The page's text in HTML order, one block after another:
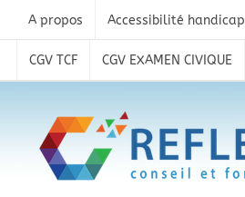
content
A propos Accessibilité handicap
CGV TCF CGV EXAMEN CIVIQUE